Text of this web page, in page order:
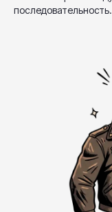
последовательность.